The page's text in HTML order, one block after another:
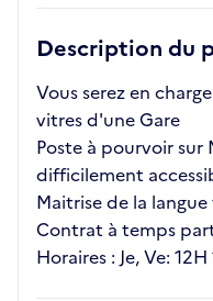
Description du
Vous serez en
vitres d'une Gare
Poste à pourvoir sur
difficilement
Maitrise de la
Contrat à temps
Horaires : Je, Ve: